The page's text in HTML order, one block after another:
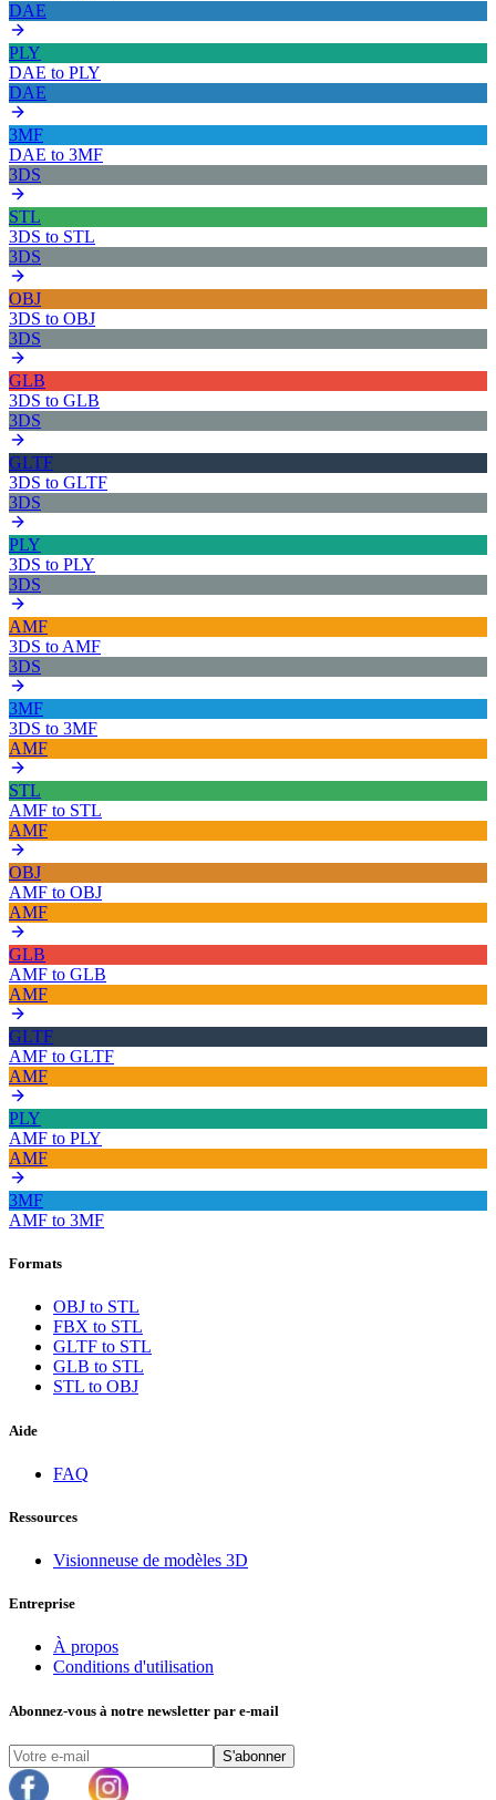
DAE
PLY
DAE to PLY
DAE
3MF
DAE to 3MF
3DS
STL
3DS to STL
3DS
OBJ
3DS to OBJ
3DS
GLB
3DS to GLB
3DS
GLTF
3DS to GLTF
3DS
PLY
3DS to PLY
3DS
AMF
3DS to AMF
3DS
3MF
3DS to 3MF
AMF
STL
AMF to STL
AMF
OBJ
AMF to OBJ
AMF
GLB
AMF to GLB
AMF
GLTF
AMF to GLTF
AMF
PLY
AMF to PLY
AMF
3MF
AMF to 3MF
Formats
OBJ to STL
FBX to STL
GLTF to STL
GLB to STL
STL to OBJ
Aide
FAQ
Ressources
Visionneuse de modèles 3D
Entreprise
À propos
Conditions d'utilisation
Abonnez-vous à notre newsletter par e-mail
S'abonner